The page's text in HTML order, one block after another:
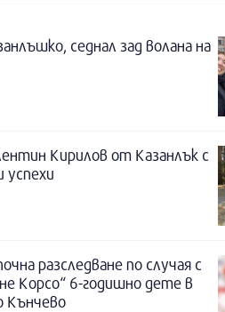
седнал зад волана на
Кирилов от Казанлък с
успехи
разследване по случая с
Корсо“ 6-годишно дете в
Кънчево